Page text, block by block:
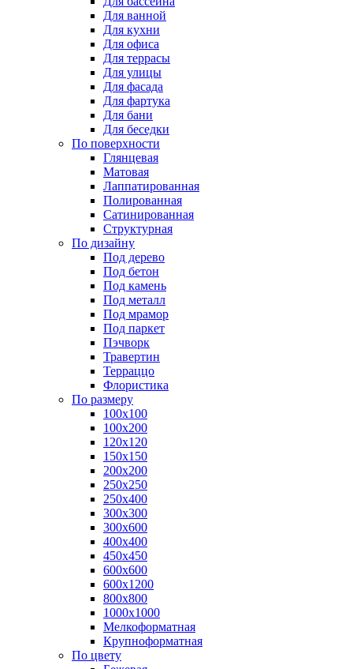
Для ванной
Для кухни
Для офиса
Для террасы
Для улицы
Для фасада
Для фартука
Для бани
Для беседки
По поверхности
Глянцевая
Матовая
Лаппатированная
Полированная
Сатинированная
Структурная
По дизайну
Под дерево
Под бетон
Под камень
Под металл
Под мрамор
Под паркет
Пэчворк
Травертин
Терраццо
Флористика
По размеру
100х100
100х200
120х120
150х150
200х200
250х250
250х400
300х300
300х600
400х400
450х450
600х600
600х1200
800х800
1000х1000
Мелкоформатная
Крупноформатная
По цвету